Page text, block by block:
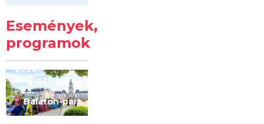
Események,
programok
Kilóméterek
2026
2026.
augusztus 22
– 23.
Balaton-part